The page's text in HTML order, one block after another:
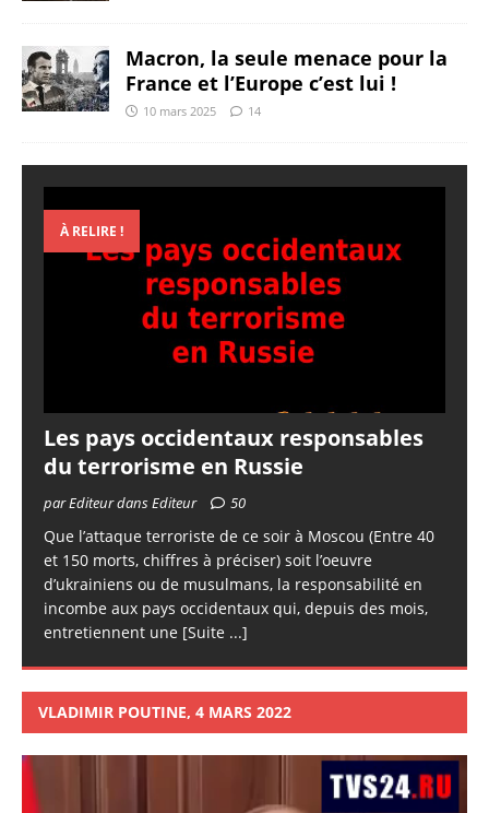
Macron, la seule menace pour la
France et l’Europe c’est lui !
10 mars 2025 14
À RELIRE !
Les pays occidentaux responsables
du terrorisme en Russie
par Editeur dans Editeur 50
Que l’attaque terroriste de ce soir à Moscou (Entre 40
et 150 morts, chiffres à préciser) soit l’oeuvre
d’ukrainiens ou de musulmans, la responsabilité en
incombe aux pays occidentaux qui, depuis des mois,
entretiennent une [Suite ...]
VLADIMIR POUTINE, 4 MARS 2022
Lecteur
vidéo